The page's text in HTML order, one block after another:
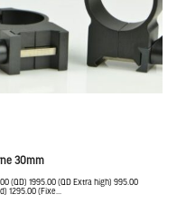
30mm
(QD) 1995.00 (QD Extra high) 995.00
1295.00 (Fixe...